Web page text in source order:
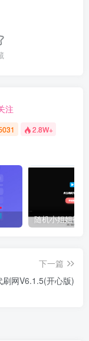
注
2.8W+
下一篇
刷网V6.1.5(开心版)